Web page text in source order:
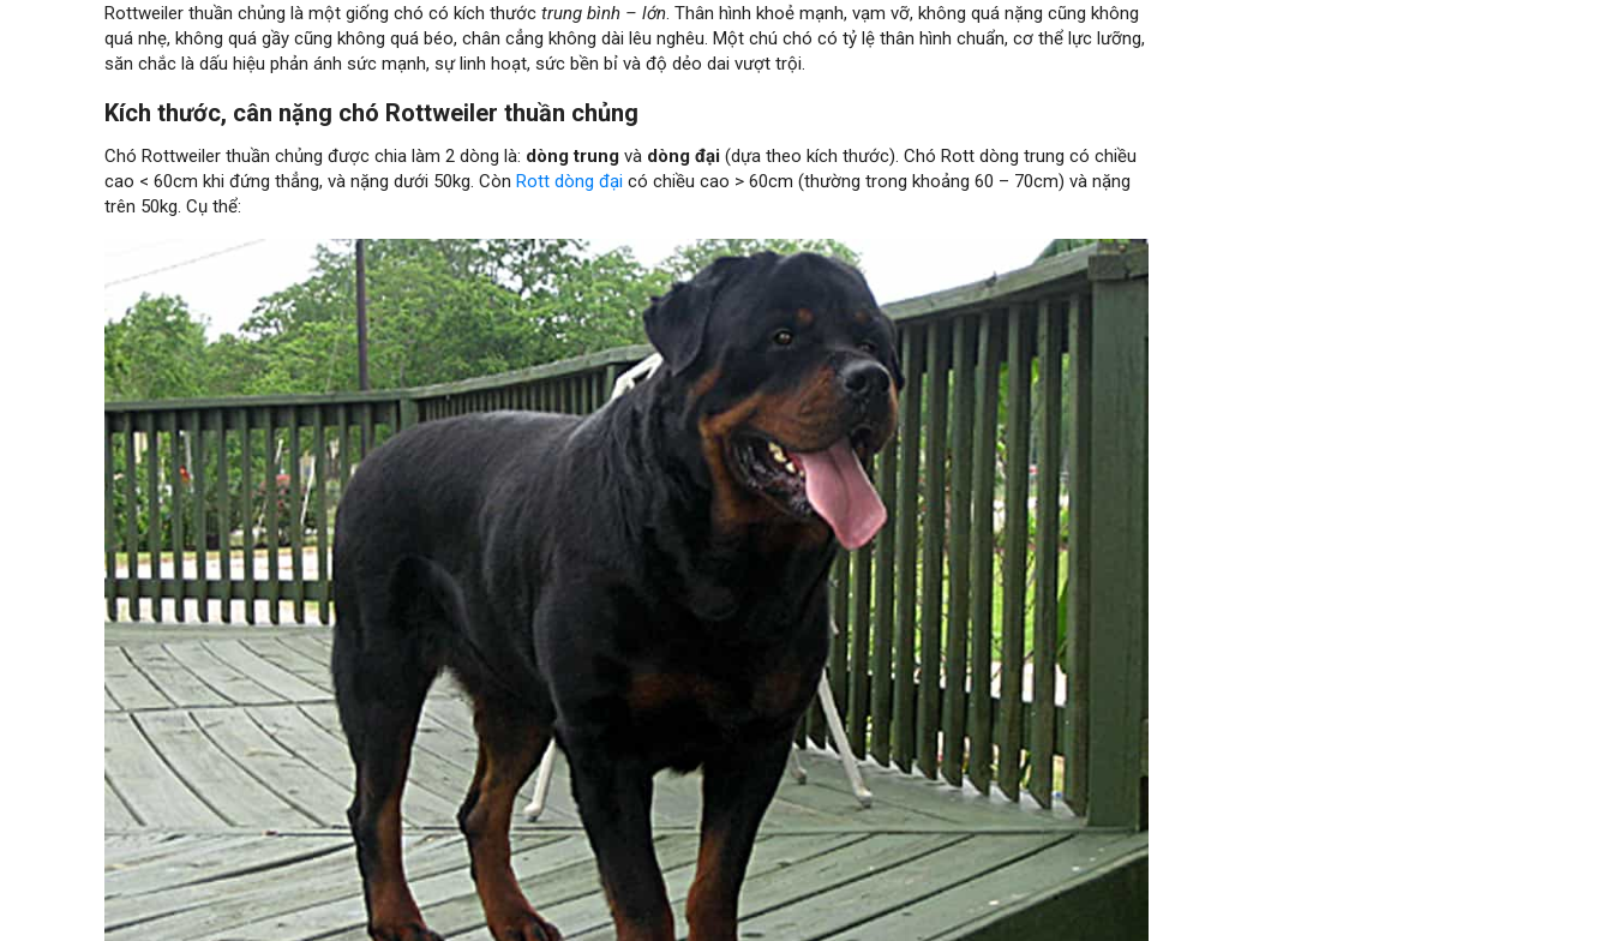
Rottweiler thuần chủng là một giống chó có kích thước trung bình – lớn . Thân hình khoẻ mạnh, vạm vỡ, không quá nặng cũng không
quá nhẹ, không quá gầy cũng không quá béo, chân cẳng không dài lêu nghêu. Một chú chó có tỷ lệ thân hình chuẩn, cơ thể lực lưỡng,
săn chắc là dấu hiệu phản ánh sức mạnh, sự linh hoạt, sức bền bỉ và độ dẻo dai vượt trội.
Kích thước, cân nặng chó Rottweiler thuần chủng
Chó Rottweiler thuần chủng được chia làm 2 dòng là: dòng trung và dòng đại (dựa theo kích thước). Chó Rott dòng trung có chiều
cao < 60cm khi đứng thẳng, và nặng dưới 50kg. Còn Rott dòng đại có chiều cao > 60cm (thường trong khoảng 60 – 70cm) và nặng
trên 50kg. Cụ thể: